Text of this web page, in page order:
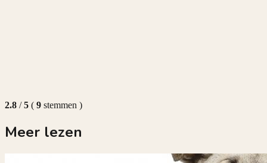
2.8 / 5 ( 9 stemmen )
Meer lezen